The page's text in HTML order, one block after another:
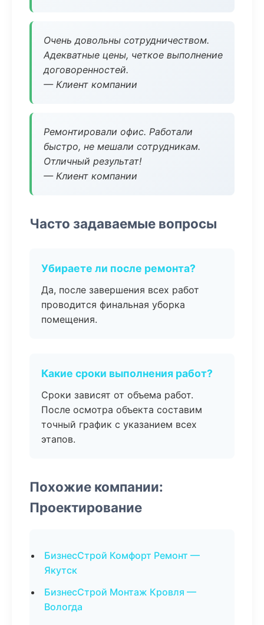
Очень довольны сотрудничеством.
Адекватные цены, четкое выполнение
договоренностей.
— Клиент компании
Ремонтировали офис. Работали
быстро, не мешали сотрудникам.
Отличный результат!
— Клиент компании
Часто задаваемые вопросы
Убираете ли после ремонта?
Да, после завершения всех работ
проводится финальная уборка
помещения.
Какие сроки выполнения работ?
Сроки зависят от объема работ.
После осмотра объекта составим
точный график с указанием всех
этапов.
Похожие компании:
Проектирование
БизнесСтрой Комфорт Ремонт —
Якутск
БизнесСтрой Монтаж Кровля —
Вологда